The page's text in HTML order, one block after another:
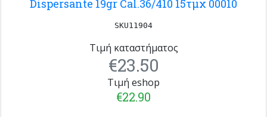
Dispersante 19gr Cal.36/410 15τμχ 00010
SKU11904
Τιμή καταστήματος
€23.50
Τιμή eshop
€22.90